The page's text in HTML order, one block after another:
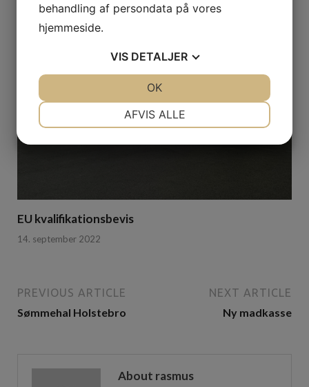
EU kvalifikationsbevis
14. september 2022
PREVIOUS ARTICLE
Sømmehal Holstebro
NEXT ARTICLE
Ny madkasse
About rasmus
behandling af persondata på vores
hjemmeside.
VIS DETALJER
AFVIS ALLE
OK